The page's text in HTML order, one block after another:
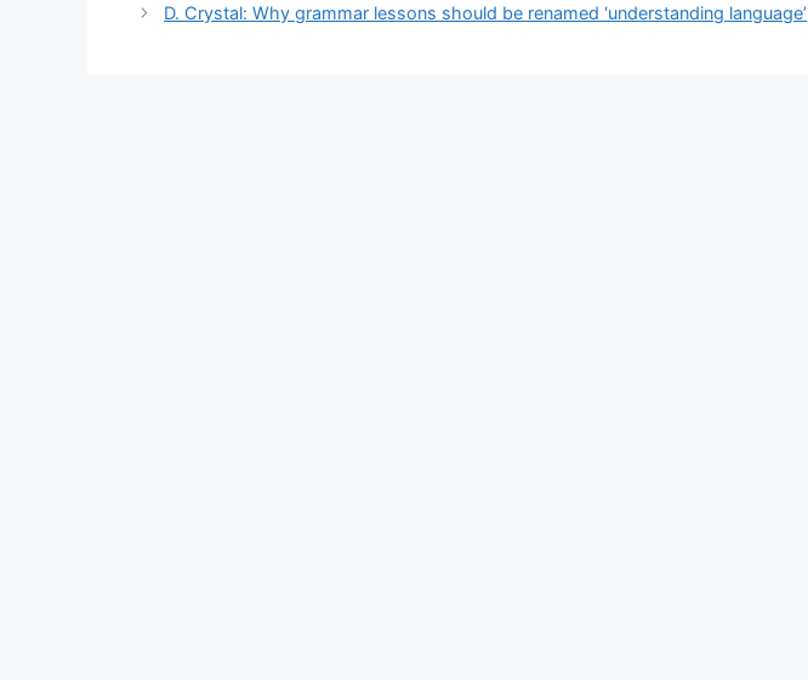
D. Crystal: Why grammar lessons should be renamed ‘understanding language’